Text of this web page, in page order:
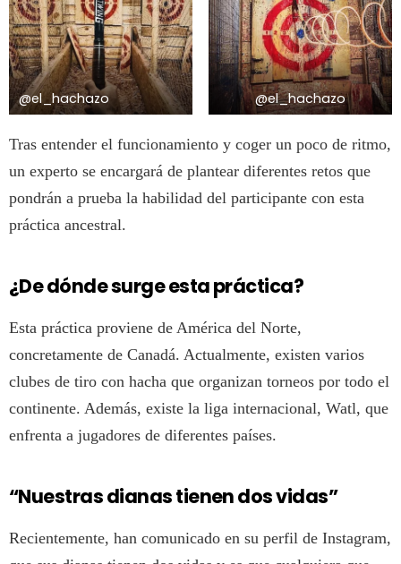
@el_hachazo @el_hachazo
Tras entender el funcionamiento y coger un poco de ritmo,
un experto se encargará de plantear diferentes retos que
pondrán a prueba la habilidad del participante con esta
práctica ancestral.
¿De dónde surge esta práctica?
Esta práctica proviene de América del Norte,
concretamente de Canadá. Actualmente, existen varios
clubes de tiro con hacha que organizan torneos por todo el
continente. Además, existe la liga internacional, Watl, que
enfrenta a jugadores de diferentes países.
“Nuestras dianas tienen dos vidas”
Recientemente, han comunicado en su perfil de Instagram,